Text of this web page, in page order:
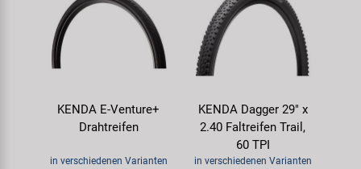
KENDA E-Venture+
Drahtreifen
in verschiedenen Varianten
KENDA Dagger 29" x
2.40 Faltreifen Trail,
60 TPI
in verschiedenen Varianten